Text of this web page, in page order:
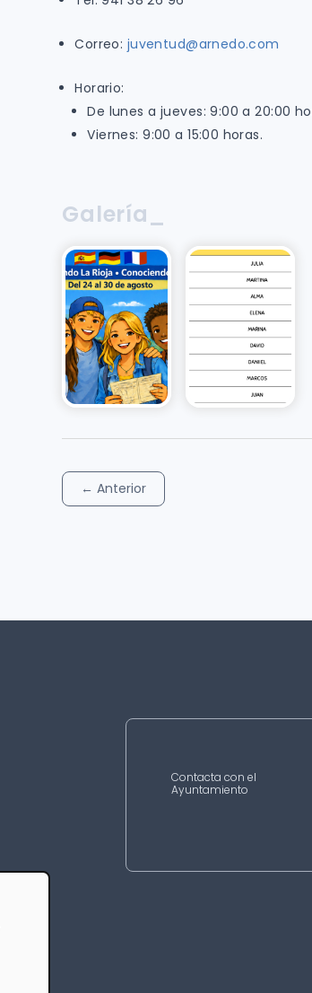
Correo: juventud@arnedo.com
Horario:
De lunes a jueves: 9:00 a 20:00
Viernes: 9:00 a 15:00 horas.
Galería_
←Anterior
Contacta con el
Ayuntamiento